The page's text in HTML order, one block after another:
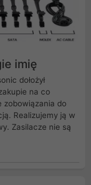
imię
dołożył
na co
zobowiązania do
Realizujemy ją w
Zasilacze nie są